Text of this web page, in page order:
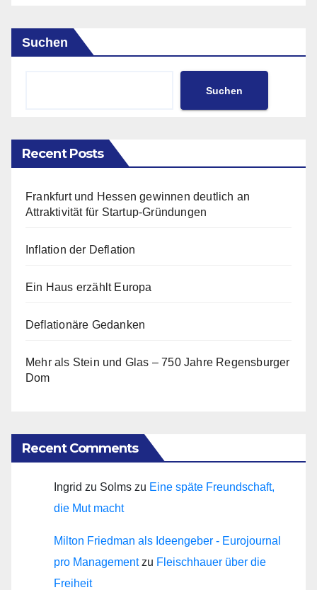
Suchen
Suchen
Recent Posts
Frankfurt und Hessen gewinnen deutlich an
Attraktivität für Startup-Gründungen
Inflation der Deflation
Ein Haus erzählt Europa
Deflationäre Gedanken
Mehr als Stein und Glas – 750 Jahre Regensburger
Dom
Recent Comments
Ingrid zu Solms zu Eine späte Freundschaft,
die Mut macht
Milton Friedman als Ideengeber - Eurojournal
pro Managementzu Fleischhauer über die
Freiheit